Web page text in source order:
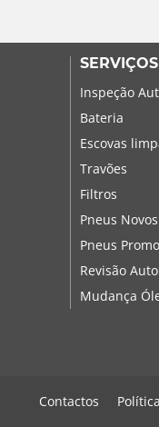
SERVIÇOS
Inspeção
Bateria
Escovas
Travões
Filtros
Pneus Novos
Pneus
Revisão
Mudança
Contactos